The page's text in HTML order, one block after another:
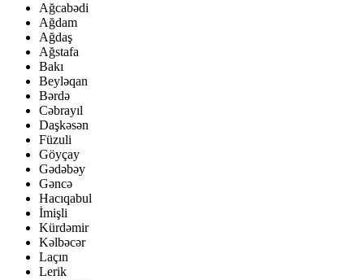
Ağcabədi
Ağdam
Ağdaş
Ağstafa
Bakı
Beyləqan
Bərdə
Cəbrayıl
Daşkəsən
Füzuli
Göyçay
Gədəbəy
Gəncə
Hacıqabul
İmişli
Kürdəmir
Kəlbəcər
Laçın
Lerik